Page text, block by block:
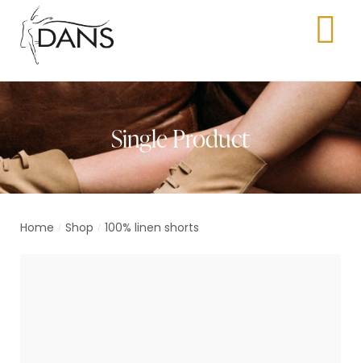
Single Product
Home / Shop / 100% linen shorts